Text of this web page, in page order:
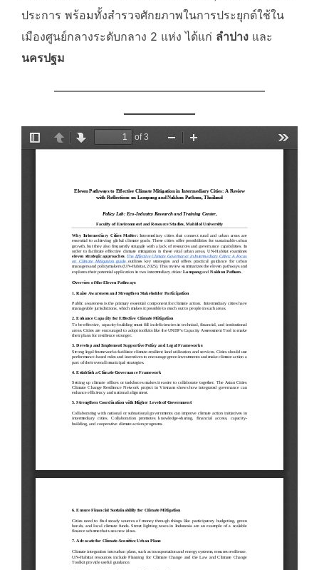
ประการ พร้อมทั้งสำรวจศักยภาพในการประยุกต์ใช้ใน
เมืองศูนย์กลางระดับกลาง 2 แห่ง ได้แก่ ลำปาง และ
นครปฐม
——————————————————–